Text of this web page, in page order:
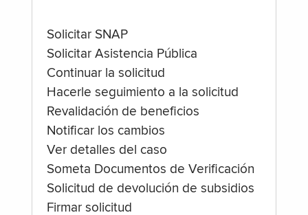
Solicitar SNAP
Solicitar Asistencia Pública
Continuar la solicitud
Hacerle seguimiento a la solicitud
Revalidación de beneficios
Notificar los cambios
Ver detalles del caso
Someta Documentos de Verificación
Solicitud de devolución de subsidios
Firmar solicitud